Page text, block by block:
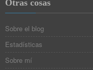
Otras cosas
Sobre el blog
Estadísticas
Sobre mí